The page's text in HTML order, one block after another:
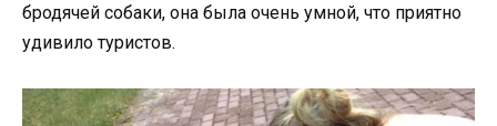
бродячей собаки, она была очень умной, что приятно
удивило туристов.